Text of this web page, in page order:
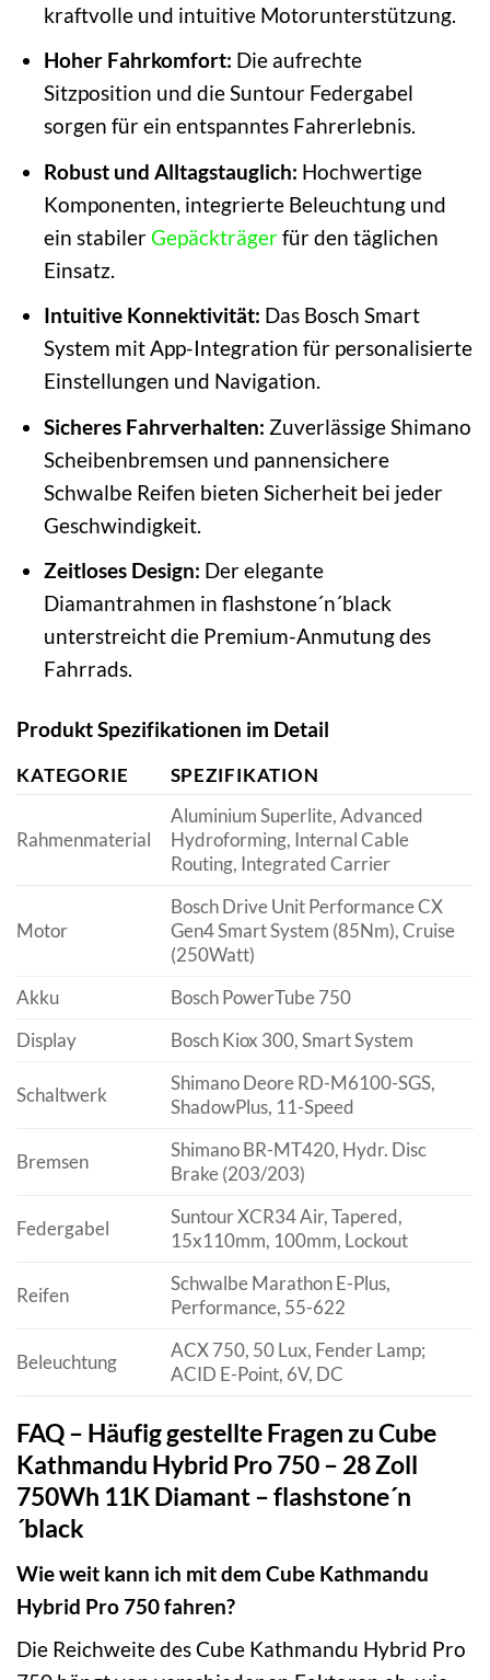
kraftvolle und intuitive Motorunterstützung.
Hoher Fahrkomfort: Die aufrechte
Sitzposition und die Suntour Federgabel
sorgen für ein entspanntes Fahrerlebnis.
Robust und Alltagstauglich: Hochwertige
Komponenten, integrierte Beleuchtung und
ein stabilerGepäckträgerfür den täglichen
Einsatz.
Intuitive Konnektivität: Das Bosch Smart
System mit App-Integration für personalisierte
Einstellungen und Navigation.
Sicheres Fahrverhalten: Zuverlässige Shimano
Scheibenbremsen und pannensichere
Schwalbe Reifen bieten Sicherheit bei jeder
Geschwindigkeit.
Zeitloses Design: Der elegante
Diamantrahmen in flashstone´n´black
unterstreicht die Premium-Anmutung des
Fahrrads.
Produkt Spezifikationen im Detail
KATEGORIE SPEZIFIKATION
Rahmenmaterial
Aluminium Superlite, Advanced
Hydroforming, Internal Cable
Routing, Integrated Carrier
Motor
Bosch Drive Unit Performance CX
Gen4 Smart System (85Nm), Cruise
(250Watt)
Akku
Bosch PowerTube 750
Display
Bosch Kiox 300, Smart System
Schaltwerk
Shimano Deore RD-M6100-SGS,
ShadowPlus, 11-Speed
Bremsen
Shimano BR-MT420, Hydr. Disc
Brake (203/203)
Federgabel
Suntour XCR34 Air, Tapered,
15x110mm, 100mm, Lockout
Reifen
Schwalbe Marathon E-Plus,
Performance, 55-622
Beleuchtung
ACX 750, 50 Lux, Fender Lamp;
ACID E-Point, 6V, DC
FAQ – Häufig gestellte Fragen zu Cube
Kathmandu Hybrid Pro 750 – 28 Zoll
750Wh 11K Diamant – flashstone´n
´black
Wie weit kann ich mit dem Cube Kathmandu
Hybrid Pro 750 fahren?
Die Reichweite des Cube Kathmandu Hybrid Pro